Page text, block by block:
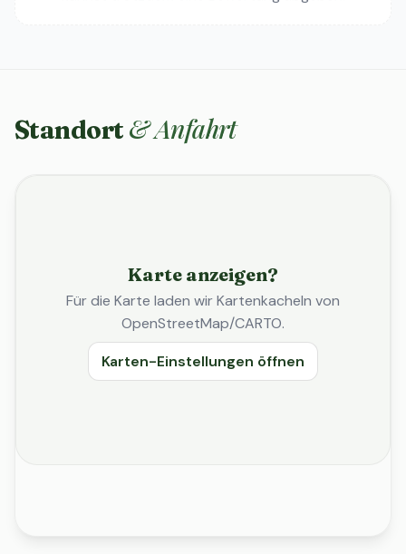
Standort & Anfahrt
Karte anzeigen?
Für die Karte laden wir Kartenkacheln von
OpenStreetMap/CARTO.
Karten-Einstellungen öffnen